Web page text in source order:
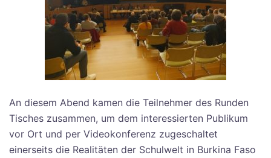
An diesem Abend kamen die Teilnehmer des Runden
Tisches zusammen, um dem interessierten Publikum
vor Ort und per Videokonferenz zugeschaltet
einerseits die Realitäten der Schulwelt in Burkina Faso